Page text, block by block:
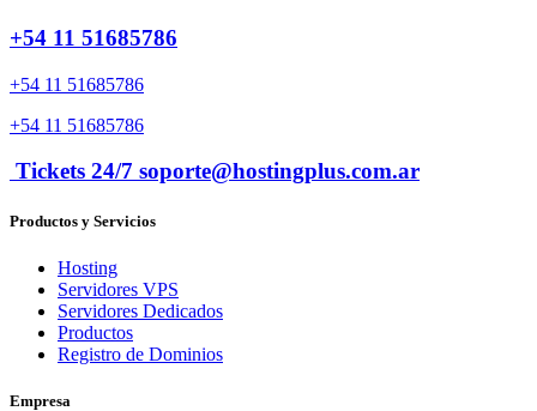
+54 11 51685786
+54 11 51685786
+54 11 51685786
Tickets 24/7 soporte@hostingplus.com.ar
Productos y Servicios
Hosting
Servidores VPS
Servidores Dedicados
Productos
Registro de Dominios
Empresa